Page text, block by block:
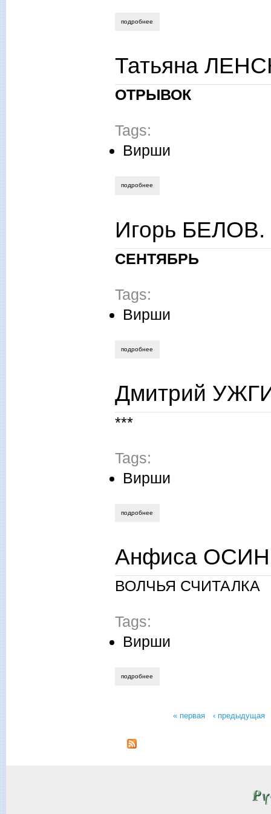
подробнее
Татьяна
ОТРЫВОК
Tags:
Вирши
подробнее
Игорь БЕЛОВ.
СЕНТЯБРЬ
Tags:
Вирши
подробнее
Дмитрий
***
Tags:
Вирши
подробнее
Анфиса
ВОЛЧЬЯ СЧИТАЛКА
Tags:
Вирши
подробнее
« первая ‹ предыдущая